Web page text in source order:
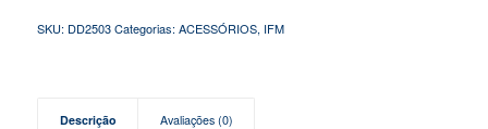
SKU: DD2503 Categorias: ACESSÓRIOS, IFM
Descrição Avaliações (0)